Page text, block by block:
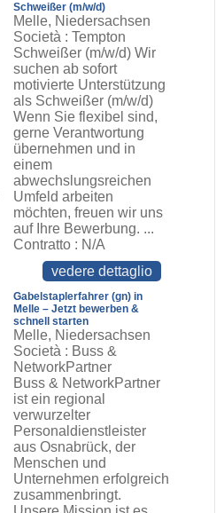
Schweißer (m/w/d)
Melle, Niedersachsen
Società : Tempton
Schweißer (m/w/d) Wir
suchen ab sofort
motivierte Unterstützung
als Schweißer (m/w/d)
Wenn Sie flexibel sind,
gerne Verantwortung
übernehmen und in
einem
abwechslungsreichen
Umfeld arbeiten
möchten, freuen wir uns
auf Ihre Bewerbung. ...
Contratto : N/A
vedere dettaglio
Gabelstaplerfahrer (gn) in
Melle – Jetzt bewerben &
schnell starten
Melle, Niedersachsen
Società : Buss &
NetworkPartner
Buss & NetworkPartner
ist ein regional
verwurzelter
Personaldienstleister
aus Osnabrück, der
Menschen und
Unternehmen erfolgreich
zusammenbringt.